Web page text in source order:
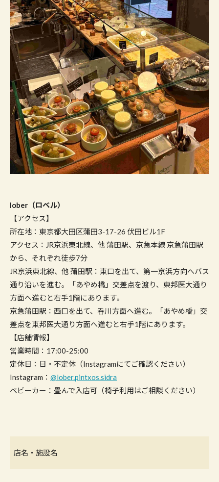
lober（ロベル）
【アクセス】
所在地：東京都大田区蒲田3-17-26 伏田ビル1F
アクセス：JR京浜東北線、他 蒲田駅、京急本線 京急蒲田駅
から、それぞれ徒歩7分
JR京浜東北線、他 蒲田駅：東口を出て、第一京浜方向へバス
通り沿いを進む。「あやめ橋」交差点を渡り、東邦医大通り
方面へ進むと右手1階にあります。
京急蒲田駅：西口を出て、呑川方面へ進む。「あやめ橋」交
差点を東邦医大通り方面へ進むと右手1階にあります。
【店舗情報】
営業時間：17:00-25:00
定休日：日・不定休（Instagramにてご確認ください）
Instagram： @lober.pintxos.sidra
ベビーカー：畳んで入店可（椅子利用はご相談ください）
店名・施設名